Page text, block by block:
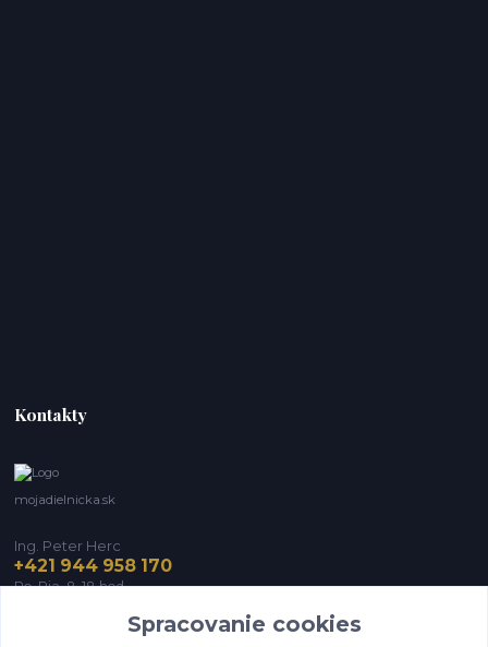
Kontakty
mojadielnicka.sk
Ing. Peter Herc
+421 944 958 170
Po-Pia, 8-18 hod.
infomojadielnicka@gmail.com
Spracovanie cookies